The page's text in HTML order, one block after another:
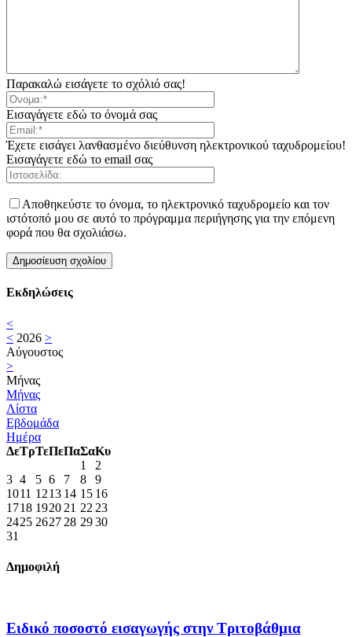
Παρακαλώ εισάγετε το σχόλιό σας!
Εισαγάγετε εδώ το όνομά σας
Έχετε εισάγει λανθασμένο διεύθυνση ηλεκτρονικού ταχυδρομείου!
Εισαγάγετε εδώ το email σας
Αποθηκεύστε το όνομα, το ηλεκτρονικό ταχυδρομείο και τον
ιστότοπό μου σε αυτό το πρόγραμμα περιήγησης για την επόμενη
φορά που θα σχολιάσω.
Εκδηλώσεις
<
< 2026 >
Αύγουστος
>
Μήνας
Μήνας
Λίστα
Εβδομάδα
Ημέρα
ΔεΤρΤεΠεΠαΣαΚυ
1
2
3 4 5 6 7 8
9
1011 1213 14 15 16
1718 1920 21 22 23
2425 2627 28 2930
31
Δημοφιλή
Ειδικό ποσοστό εισαγωγής στην Τριτοβάθμια